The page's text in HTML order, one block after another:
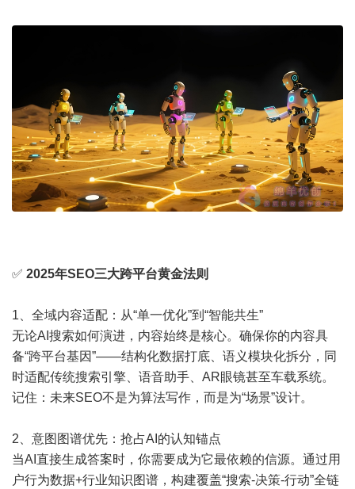
✅ 2025年SEO三大跨平台黄金法则
1、全域内容适配：从“单一优化”到“智能共生”
无论AI搜索如何演进，内容始终是核心。确保你的内容具
备“跨平台基因”——结构化数据打底、语义模块化拆分，同
时适配传统搜索引擎、语音助手、AR眼镜甚至车载系统。
记住：未来SEO不是为算法写作，而是为“场景”设计。
2、意图图谱优先：抢占AI的认知锚点
当AI直接生成答案时，你需要成为它最依赖的信源。通过用
户行为数据+行业知识图谱，构建覆盖“搜索-决策-行动”全链